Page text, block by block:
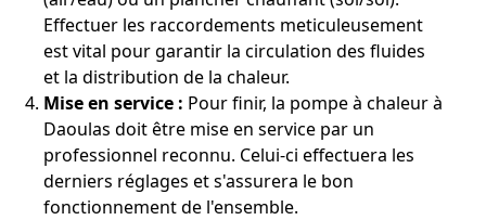
Effectuer les raccordements meticuleusement
est vital pour garantir la circulation des fluides
et la distribution de la chaleur.
Mise en service : Pour finir, la pompe à chaleur à
Daoulas doit être mise en service par un
professionnel reconnu. Celui-ci effectuera les
derniers réglages et s'assurera le bon
fonctionnement de l'ensemble.